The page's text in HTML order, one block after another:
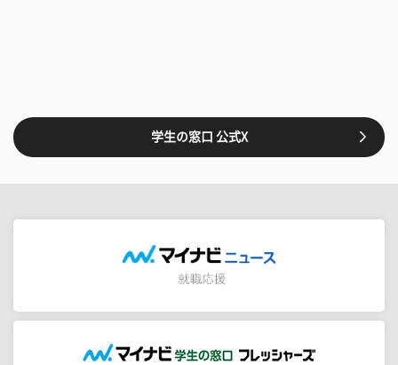
学生の窓口 公式X